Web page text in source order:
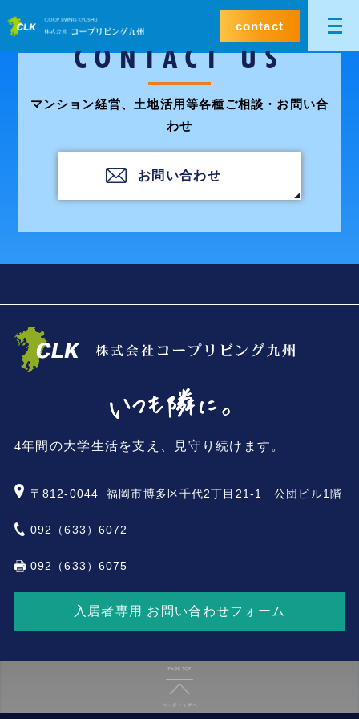
contact
CONTACT US
マンション経営、土地活用等各種ご相談・お問い合
わせ
お問い合わせ
4年間の大学生活を支え、見守り続けます。
〒812-0044 福岡市博多区千代2丁目21-1 公団ビル1階
092（633）6072
092（633）6075
入居者専用 お問い合わせフォーム